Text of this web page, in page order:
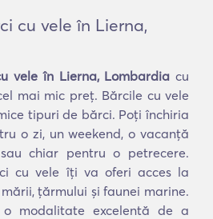
cu vele în Lierna,
vele în Lierna, Lombardia cu
mai mic preț. Bărcile cu vele
tipuri de bărci. Poți închiria
o zi, un weekend, o vacanță
chiar pentru o petrecere.
cu vele îți va oferi acces la
țărmului și faunei marine.
modalitate excelentă de a